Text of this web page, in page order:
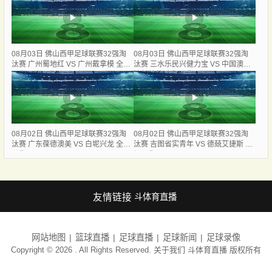
08月03日 佛山西甲足球联赛32强淘
汰赛 广州蜀地红 VS 广州戴拿模 全场
录像
08月03日 佛山西甲足球联赛32强淘
汰赛 三水乐民兴健力宝 VS 中国澳门
澳科精英 全场录像
08月02日 佛山西甲足球联赛32强淘
汰赛 广东葆德澳美 VS 白坭兴龙 全场
08月02日 佛山西甲足球联赛32强淘
汰赛 吉图省实青年 VS 德兢艾捷斯 全
友情链接 斗体育直播
网站地图 篮球直播 足球直播 足球新闻 足球录像
Copyright © 2026 . All Rights Reserved. 关于我们 斗体育直播 版权所有